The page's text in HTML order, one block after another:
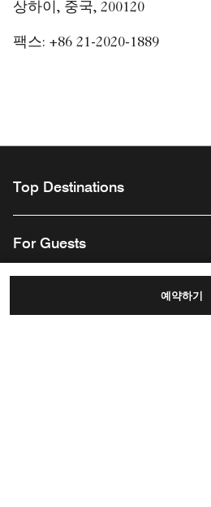
예약하기
상하이, 중국, 200120
팩스: +86 21-2020-1889
Top Destinations
For Guests